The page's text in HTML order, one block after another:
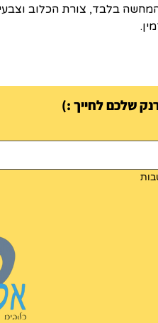
בלבד, צורת הכלוב
שלכם לחייך :)